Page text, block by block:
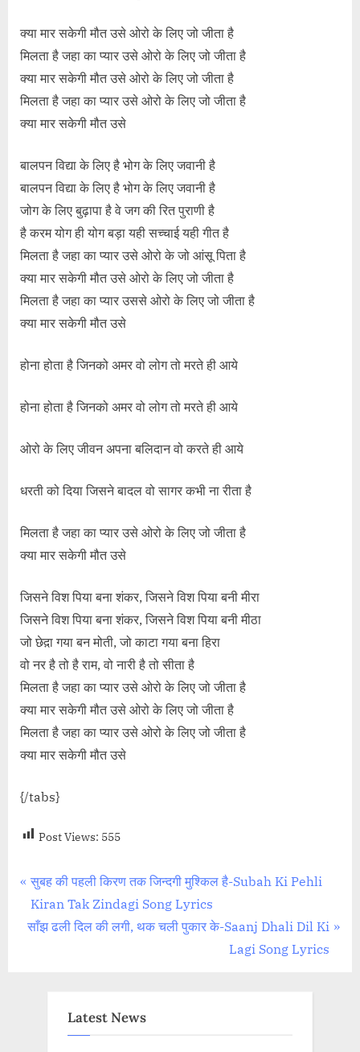
क्या मार सकेगी मौत उसे ओरो के लिए जो जीता है
मिलता है जहा का प्यार उसे ओरो के लिए जो जीता है
क्या मार सकेगी मौत उसे ओरो के लिए जो जीता है
मिलता है जहा का प्यार उसे ओरो के लिए जो जीता है
क्या मार सकेगी मौत उसे
बालपन विद्या के लिए है भोग के लिए जवानी है
बालपन विद्या के लिए है भोग के लिए जवानी है
जोग के लिए बुढ़ापा है वे जग की रित पुराणी है
है करम योग ही योग बड़ा यही सच्चाई यही गीत है
मिलता है जहा का प्यार उसे ओरो के जो आंसू पिता है
क्या मार सकेगी मौत उसे ओरो के लिए जो जीता है
मिलता है जहा का प्यार उससे ओरो के लिए जो जीता है
क्या मार सकेगी मौत उसे
होना होता है जिनको अमर वो लोग तो मरते ही आये
होना होता है जिनको अमर वो लोग तो मरते ही आये
ओरो के लिए जीवन अपना बलिदान वो करते ही आये
धरती को दिया जिसने बादल वो सागर कभी ना रीता है
मिलता है जहा का प्यार उसे ओरो के लिए जो जीता है
क्या मार सकेगी मौत उसे
जिसने विश पिया बना शंकर, जिसने विश पिया बनी मीरा
जिसने विश पिया बना शंकर, जिसने विश पिया बनी मीठा
जो छेद़ा गया बन मोती, जो काटा गया बना हिरा
वो नर है तो है राम, वो नारी है तो सीता है
मिलता है जहा का प्यार उसे ओरो के लिए जो जीता है
क्या मार सकेगी मौत उसे ओरो के लिए जो जीता है
मिलता है जहा का प्यार उसे ओरो के लिए जो जीता है
क्या मार सकेगी मौत उसे
{/tabs}
Post Views: 555
Post
navigation
P
r
e
सुबह की पहली किरण तक जिन्दगी मुश्किल है-Subah Ki Pehli
Kiran Tak Zindagi Song Lyrics
N
साँझ ढली दिल की लगी, थक चली पुकार के-Saanj Dhali Dil Ki
Lagi Song Lyrics
Latest News